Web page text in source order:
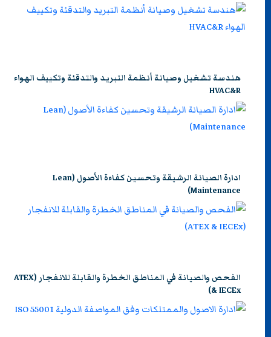
هندسة تشغيل وصيانة أنظمة التبريد والتدقئة وتكييف الهواء
HVAC&R
ادارة الصيانة الرشيقة وتحسين كفاءة الأصول (Lean
Maintenance)
الفحص والصيانة في المناطق الخطرة والقابلة للانفجار (ATEX
& IECEx)